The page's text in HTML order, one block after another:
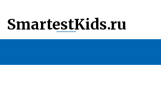
SmartestKids.ru